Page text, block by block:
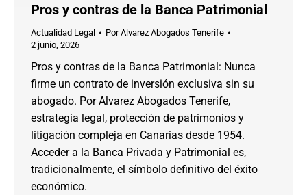
Pros y contras de la Banca Patrimonial
Actualidad Legal PorAlvarez Abogados Tenerife
2 junio, 2026
Pros y contras de la Banca Patrimonial: Nunca
firme un contrato de inversión exclusiva sin su
abogado. Por Alvarez Abogados Tenerife,
estrategia legal, protección de patrimonios y
litigación compleja en Canarias desde 1954.
Acceder a la Banca Privada y Patrimonial es,
tradicionalmente, el símbolo definitivo del éxito
económico.